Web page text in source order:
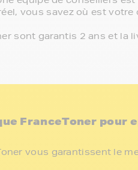
vous savez où est votre
sont garantis 2 ans et la
FranceToner pour
vous garantissent le